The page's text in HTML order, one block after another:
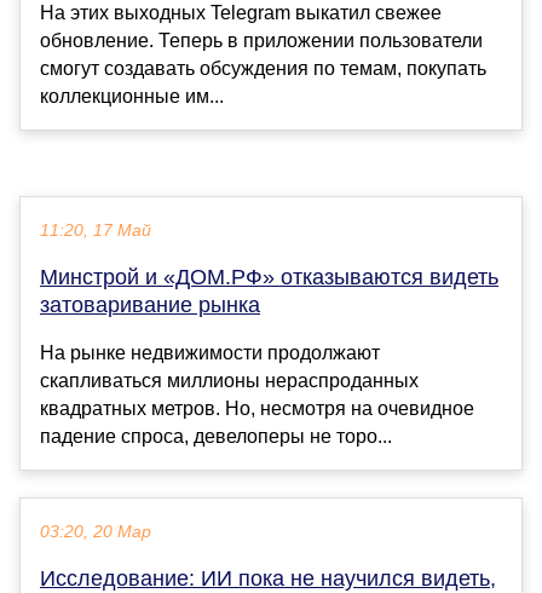
На этих выходных Telegram выкатил свежее
обновление. Теперь в приложении пользователи
смогут создавать обсуждения по темам, покупать
коллекционные им...
11:20, 17 Май
Минстрой и «ДОМ.РФ» отказываются видеть
затоваривание рынка
На рынке недвижимости продолжают
скапливаться миллионы нераспроданных
квадратных метров. Но, несмотря на очевидное
падение спроса, девелоперы не торо...
03:20, 20 Мар
Исследование: ИИ пока не научился видеть,